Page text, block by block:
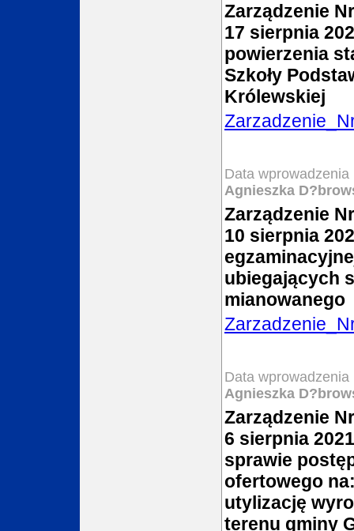
Zarządzenie
17 sierpnia
powierzenia
Szkoły
Królewskiej
Data
Agnieszka
Zarządzenie
10 sierpnia
ubiegających
mianowanego
Data
Agnieszka
Zarządzenie
6 sierpnia
sprawie
ofertowego
utylizację
terenu gminy